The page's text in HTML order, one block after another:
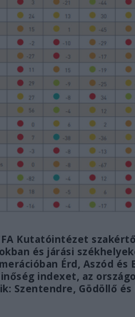
Kutatóintézet
és járási
Érd, Aszód
indexet, az
Szentendre, Gödöllő és